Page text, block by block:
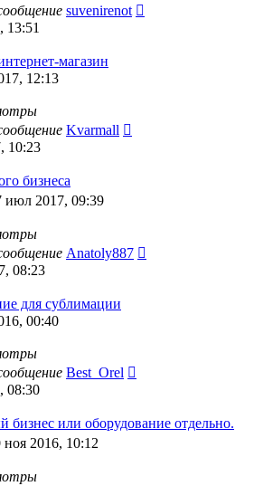
suvenirenot
13:51
магазин
12:13
Kvarmall
10:23
бизнеса
июл 2017, 09:39
Anatoly887
08:23
для сублимации
00:40
Best_Orel
08:30
бизнес или оборудование отдельно.
ноя 2016, 10:12